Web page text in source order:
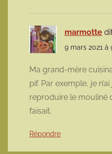
marmotte
9 mars 2021 à
Ma grand-mère
pif. Par exemple, je
reproduire le mouliné
faisait.
Répondre